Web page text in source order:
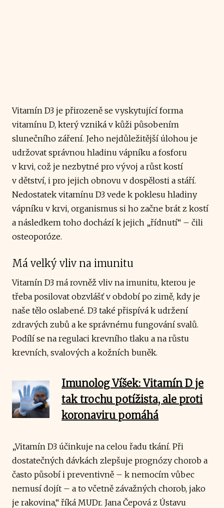
Vitamín D3 je přirozeně se vyskytující forma
vitamínu D, který vzniká v kůži působením
slunečního záření. Jeho nejdůležitější úlohou je
udržovat správnou hladinu vápníku a fosforu
v krvi, což je nezbytné pro vývoj a růst kostí
v dětství, i pro jejich obnovu v dospělosti a stáří.
Nedostatek vitamínu D3 vede k poklesu hladiny
vápníku v krvi, organismus si ho začne brát z kostí
a následkem toho dochází k jejich „řídnutí“ – čili
osteoporóze.
Má velký vliv na imunitu
Vitamín D3 má rovněž vliv na imunitu, kterou je
třeba posilovat obzvlášť v období po zimě, kdy je
naše tělo oslabené. D3 také přispívá k udržení
zdravých zubů a ke správnému fungování svalů.
Podílí se na regulaci krevního tlaku a na růstu
krevních, svalových a kožních buněk.
Imunolog Víšek: Vitamín D je
tak trochu potížista, ale proti
koronaviru pomáhá
„Vitamín D3 účinkuje na celou řadu tkání. Při
dostatečných dávkách zlepšuje prognózy chorob a
často působí i preventivně – k nemocím vůbec
nemusí dojít – a to včetně závažných chorob, jako
je rakovina,“ říká MUDr. Jana Čepová z Ústavu